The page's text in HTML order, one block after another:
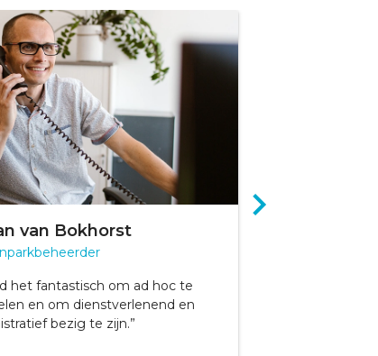
van Bokhorst
het fantastisch om ad hoc te
en om dienstverlenend en
bezig te zijn.”